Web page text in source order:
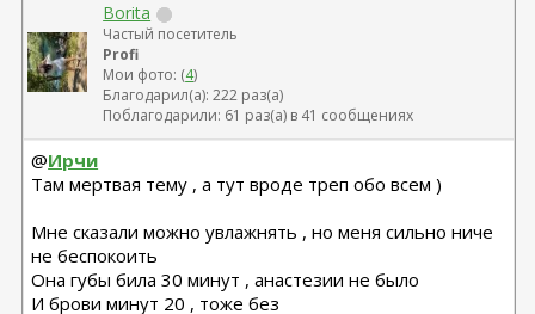
Borita
Частый посетитель
Profi
Мои фото: (4)
Благодарил(а): 222 раз(а)
Поблагодарили: 61 раз(а) в 41 сообщениях
@Ирчи
Там мертвая тему , а тут вроде треп обо всем )
Мне сказали можно увлажнять , но меня сильно ниче
не беспокоить
Она губы била 30 минут , анастезии не было
И брови минут 20 , тоже без